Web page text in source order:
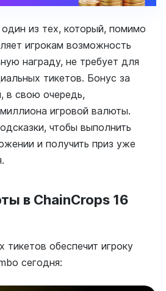
один из тех, который, помимо
игрокам возможность
награду, не требует для
тикетов. Бонус за
в свою очередь,
игровой валюты.
чтобы выполнить
и получить приз уже
в ChainCrops 16
обеспечит игроку
сегодня: